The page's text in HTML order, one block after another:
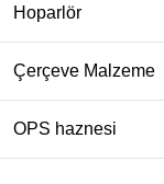
Hoparlör
Çerçeve Malzeme
OPS haznesi